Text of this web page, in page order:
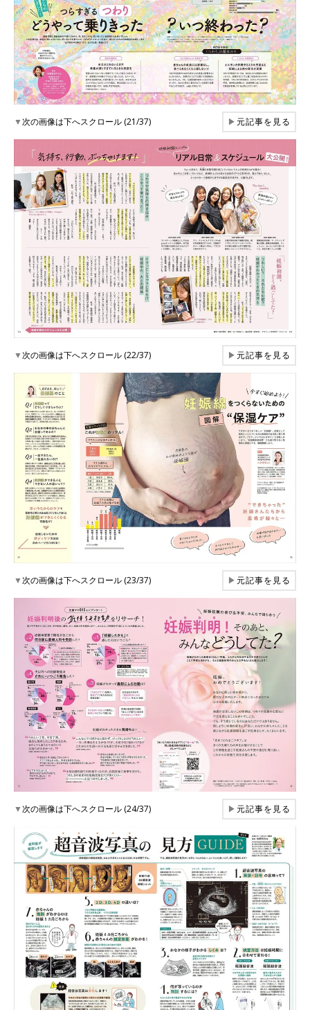
▼次の画像は下へスクロール (21/37) ▶元記事を見る
▼次の画像は下へスクロール (22/37) ▶元記事を見る
▼次の画像は下へスクロール (23/37) ▶元記事を見る
▼次の画像は下へスクロール (24/37) ▶元記事を見る